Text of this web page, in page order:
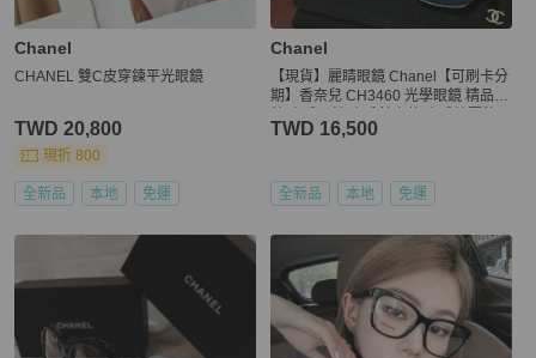
Chanel
CHANEL 雙C皮穿鍊平光眼鏡
TWD 20,800
現折 800
全新品 本地 免運
Chanel
【現貨】麗睛眼鏡 Chanel【可刷卡分
期】香奈兒 CH3460 光學眼鏡 精品眼
TWD 16,500
全新品 本地 免運